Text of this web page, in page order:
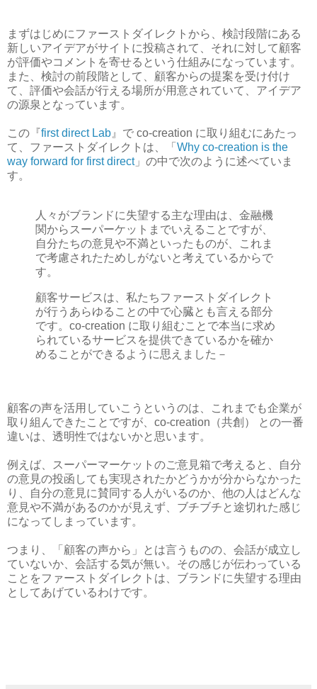
まずはじめにファーストダイレクトから、検討段階にある
新しいアイデアがサイトに投稿されて、それに対して顧客
が評価やコメントを寄せるという仕組みになっています。
また、検討の前段階として、顧客からの提案を受け付け
て、評価や会話が行える場所が用意されていて、アイデア
の源泉となっています。
この『first direct Lab 』で co-creation に取り組むにあたっ
て、ファーストダイレクトは、「 Why co-creation is the
way forward for first direct」の中で次のように述べていま
す。
人々がブランドに失望する主な理由は、金融機
関からスーパーケットまでいえることですが、
自分たちの意見や不満といったものが、これま
で考慮されたためしがないと考えているからで
す。
顧客サービスは、私たちファーストダイレクト
が行うあらゆることの中で心臓とも言える部分
です。co-creation に取り組むことで本当に求め
られているサービスを提供できているかを確か
めることができるように思えました－
顧客の声を活用していこうというのは、これまでも企業が
取り組んできたことですが、co-creation（共創） との一番
違いは、透明性ではないかと思います。
例えば、スーパーマーケットのご意見箱で考えると、自分
の意見の投函しても実現されたかどうかが分からなかった
り、自分の意見に賛同する人がいるのか、他の人はどんな
意見や不満があるのかが見えず、ブチブチと途切れた感じ
になってしまっています。
つまり、「顧客の声から」とは言うものの、会話が成立し
ていないか、会話する気が無い。その感じが伝わっている
ことをファーストダイレクトは、ブランドに失望する理由
としてあげているわけです。